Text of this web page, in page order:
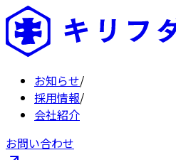
お知らせ/
採用情報/
会社紹介
お問い合わせ